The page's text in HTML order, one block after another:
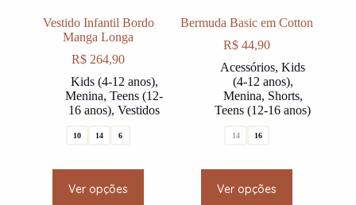
Vestido Infantil Bordo
Manga Longa
R$ 264,90
Kids (4-12 anos),
Menina,Teens (12-
16 anos),Vestidos
10 14 6
Ver opções
product
Bermuda Basic em Cotton
R$ 44,90
Acessórios,Kids
(4-12 anos),
Menina, Shorts,
Teens (12-16 anos)
14 16
Ver opções
product